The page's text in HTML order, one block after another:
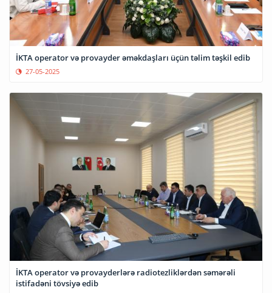
İKTA operator və provayder əməkdaşları üçün təlim təşkil edib
27-05-2025
İKTA operator və provayderlərə radiotezliklərdən səmərəli
istifadəni tövsiyə edib